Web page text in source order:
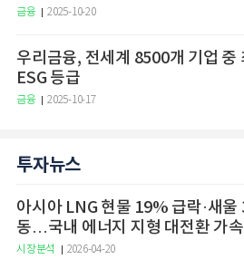
금융 2025-10-20
우리금융, 전세계 8500개 기업 중
ESG 등급
금융 2025-10-17
투자뉴스
아시아 LNG 현물 19% 급락·새울
동…국내 에너지 지형 대전환 가속
시장분석 2026-04-20